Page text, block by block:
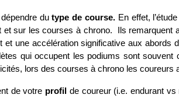
dépendre du type de course. En effet,
sur les courses à chrono.  Ils
et une accélération significative aux abords
qui occupent les podiums sont
lors des courses à chrono les coureurs
de votre profil de coureur (i.e. endurant